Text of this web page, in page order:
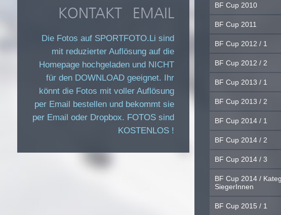
KONTAKT
EMAIL
Die Fotos auf SPORTFOTO.Li sind
mit reduzierter Auflösung auf die
Homepage hochgeladen und NICHT
für den DOWNLOAD geeignet. Ihr
könnt die Fotos mit voller Auflösung
per Email bestellen und bekommt sie
per Email oder Dropbox. FOTOS sind
KOSTENLOS !
BF Cup 2010
BF Cup 2011
BF Cup 2012 / 1
BF Cup 2012 / 2
BF Cup 2013 / 1
BF Cup 2013 / 2
BF Cup 2014 / 1
BF Cup 2014 / 2
BF Cup 2014 / 3
BF Cup 2014 /
SiegerInnen
BF Cup 2015 / 1